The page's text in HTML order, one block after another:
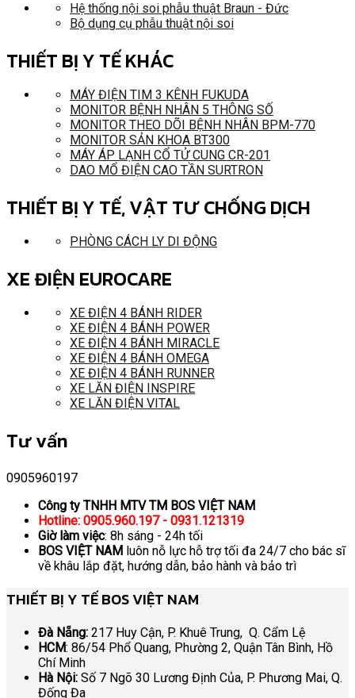
Hệ thống nội soi phẫu thuật Braun - Đức
Bộ dụng cụ phẫu thuật nội soi
THIẾT BỊ Y TẾ KHÁC
MÁY ĐIỆN TIM 3 KÊNH FUKUDA
MONITOR BỆNH NHÂN 5 THÔNG SỐ
MONITOR THEO DÕI BỆNH NHÂN BPM-770
MONITOR SẢN KHOA BT300
MÁY ÁP LẠNH CỔ TỬ CUNG CR-201
DAO MỔ ĐIỆN CAO TẦN SURTRON
THIẾT BỊ Y TẾ, VẬT TƯ CHỐNG DỊCH
PHÒNG CÁCH LY DI ĐỘNG
XE ĐIỆN EUROCARE
XE ĐIỆN 4 BÁNH RIDER
XE ĐIỆN 4 BÁNH POWER
XE ĐIỆN 4 BÁNH MIRACLE
XE ĐIỆN 4 BÁNH OMEGA
XE ĐIỆN 4 BÁNH RUNNER
XE LĂN ĐIỆN INSPIRE
XE LĂN ĐIỆN VITAL
Tư vấn
0905960197
Công ty TNHH MTV TM BOS VIỆT NAM
Hotline: 0905.960.197 - 0931.121319
Giờ làm việc: 8h sáng - 24h tối
BOS VIỆT NAM luôn nỗ lực hỗ trợ tối đa 24/7 cho bác sĩ
về khâu lắp đặt, hướng dẫn, bảo hành và bảo trì
THIẾT BỊ Y TẾ BOS VIỆT NAM
Đà Nẵng: 217 Huy Cận, P. Khuê Trung, Q. Cẩm Lệ
HCM: 86/54 Phổ Quang, Phường 2, Quận Tân Bình, Hồ
Chí Minh
Hà Nội: Số 7 Ngõ 30 Lương Định Của, P. Phương Mai, Q.
Đống Đa